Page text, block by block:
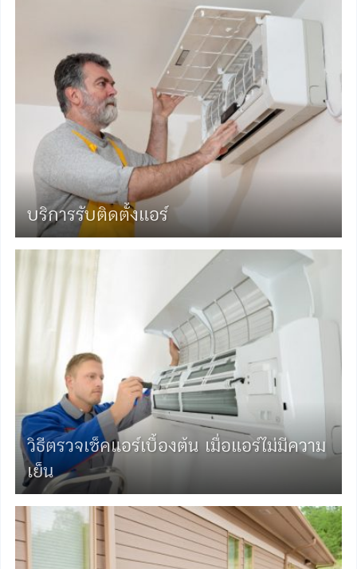
บริการรับติดตั้งแอร์
วิธีตรวจเช็คแอร์เบื้องต้น เมื่อแอร์ไม่มีความ
เย็น